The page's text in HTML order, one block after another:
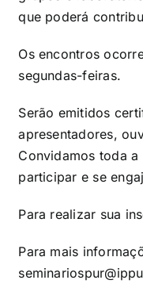
que poderá
Os encontros
segundas-feiras.
Serão emitidos
apresentadores,
Convidamos toda a
participar e se
Para realizar sua
Para mais